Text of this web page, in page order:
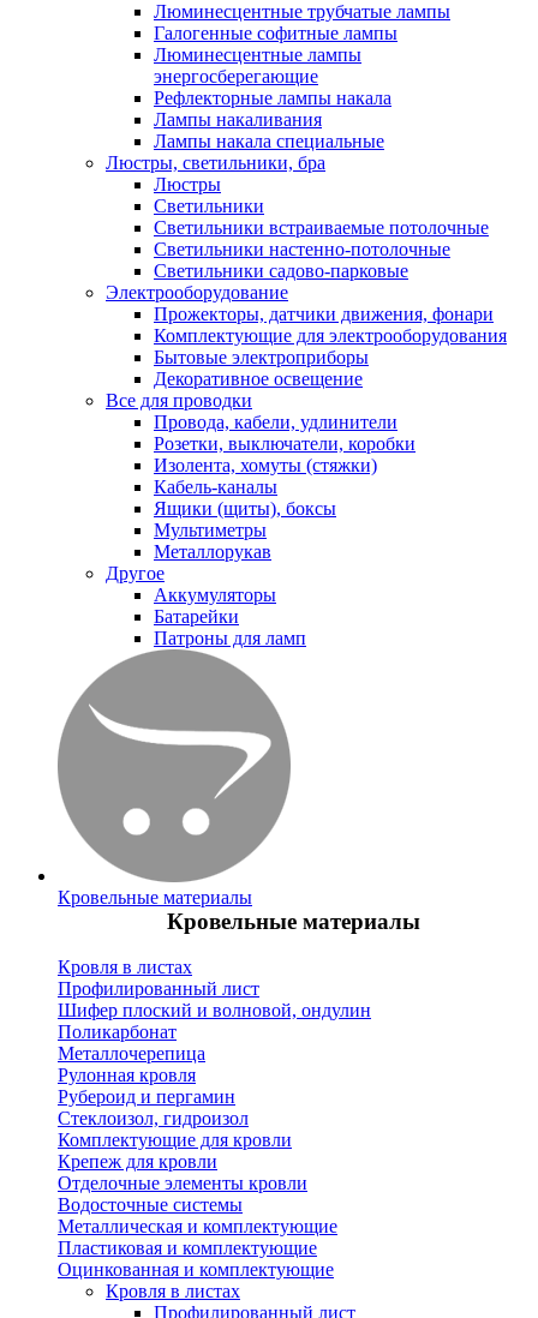
Люминесцентные трубчатые лампы
Галогенные софитные лампы
Люминесцентные лампы
энергосберегающие
Рефлекторные лампы накала
Лампы накаливания
Лампы накала специальные
Люстры, светильники, бра
Люстры
Светильники
Светильники встраиваемые потолочные
Светильники настенно-потолочные
Светильники садово-парковые
Электрооборудование
Прожекторы, датчики движения, фонари
Комплектующие для электрооборудования
Бытовые электроприборы
Декоративное освещение
Все для проводки
Провода, кабели, удлинители
Розетки, выключатели, коробки
Изолента, хомуты (стяжки)
Кабель-каналы
Ящики (щиты), боксы
Мультиметры
Металлорукав
Другое
Аккумуляторы
Батарейки
Патроны для ламп
Кровельные материалы
Кровельные материалы
Кровля в листах
Профилированный лист
Шифер плоский и волновой, ондулин
Поликарбонат
Металлочерепица
Рулонная кровля
Рубероид и пергамин
Стеклоизол, гидроизол
Комплектующие для кровли
Крепеж для кровли
Отделочные элементы кровли
Водосточные системы
Металлическая и комплектующие
Пластиковая и комплектующие
Оцинкованная и комплектующие
Кровля в листах
Профилированный лист